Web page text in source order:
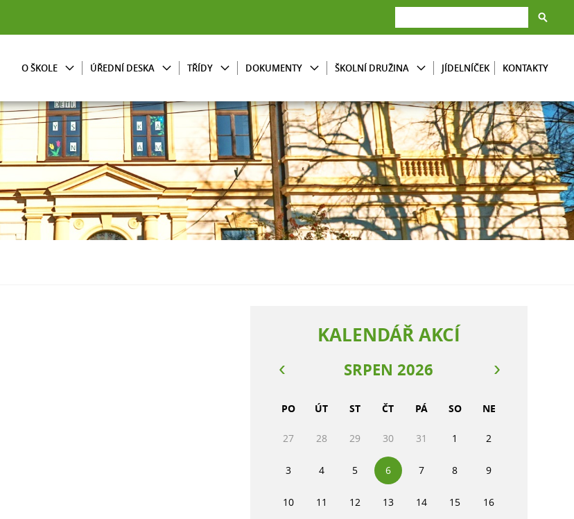
O ŠKOLE ÚŘEDNÍ DESKA TŘÍDY DOKUMENTY ŠKOLNÍ DRUŽINA JÍDELNÍČEK KONTAKTY
KALENDÁŘ AKCÍ
SRPEN 2026
PO ÚT ST ČT PÁ SO NE
27 28 29 30 31 1 2
3 4 5 6 7 8 9
10 11 12 13 14 15 16